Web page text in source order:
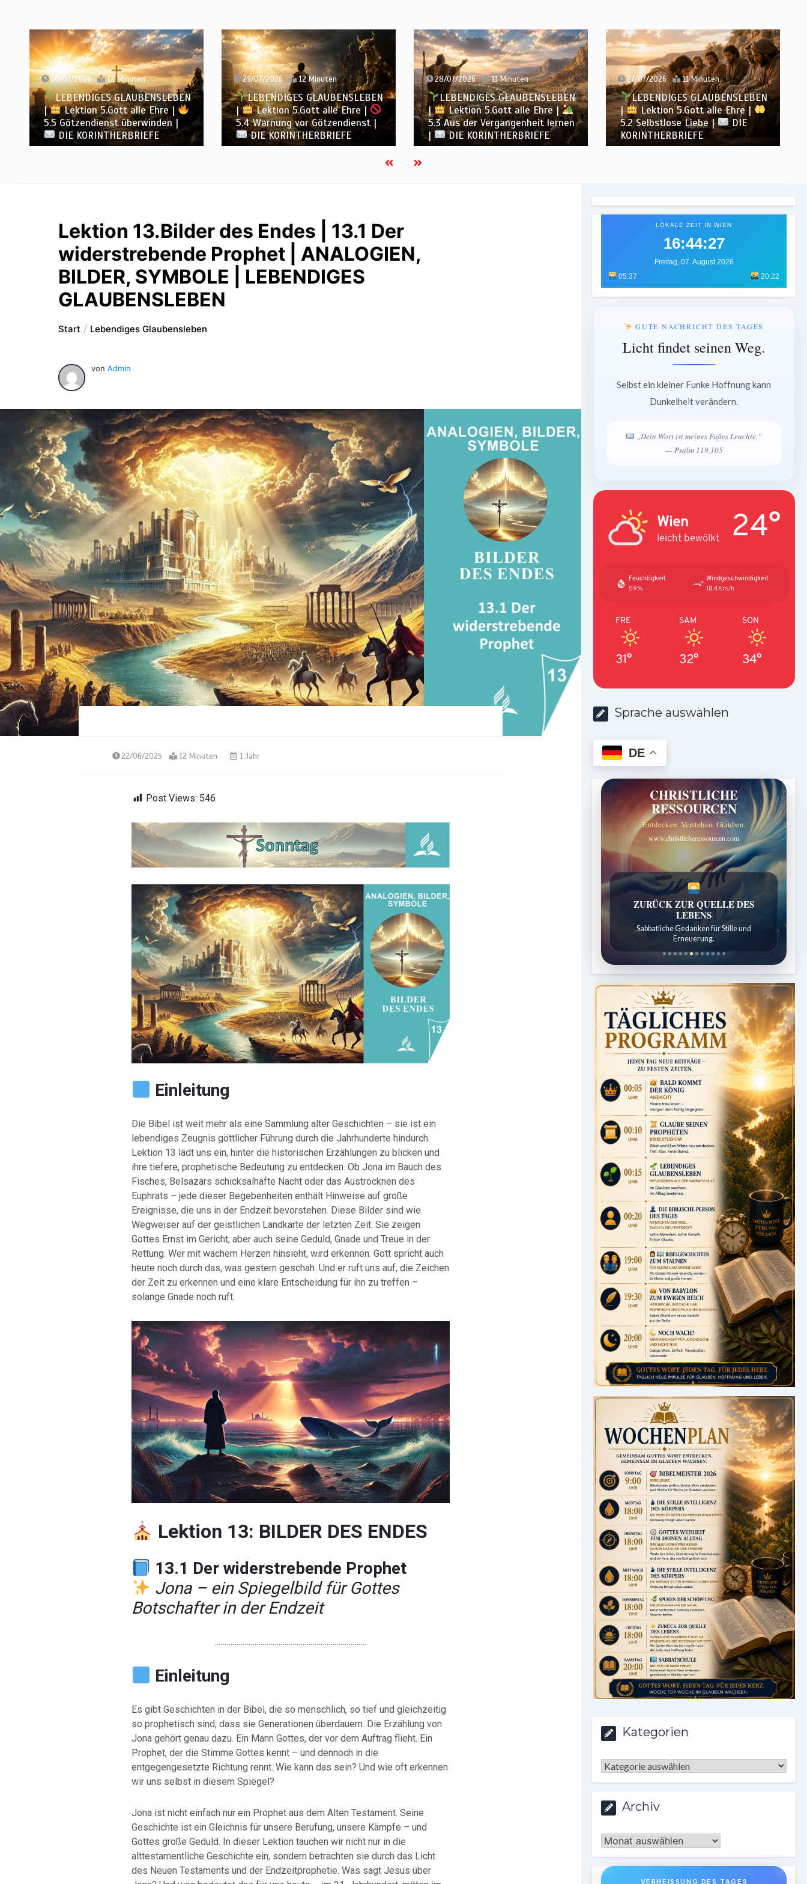
30/07/2026 12 Minuten
LEBENDIGES GLAUBENSLEBEN
Lektion 5.Gott alle Ehre |
5.5 Götzendienst überwinden |
DIE KORINTHERBRIEFE
29/07/2026 12 Minuten
LEBENDIGES GLAUBENSLEBEN
Lektion 5.Gott alle Ehre |
5.4 Warnung vor Götzendienst |
DIE KORINTHERBRIEFE
28/07/2026 11 Minuten
LEBENDIGES GLAUBENSLEBEN
Lektion 5.Gott alle Ehre |
5.3 Aus der Vergangenheit lernen
DIE KORINTHERBRIEFE
27/07/2026 11 Minuten
LEBENDIGES GLAUBENSLEBEN
Lektion 5.Gott alle Ehre |
5.2 Selbstlose Liebe |
DIE
KORINTHERBRIEFE
Lektion 13.Bilder des Endes | 13.1 Der
widerstrebende Prophet | ANALOGIEN,
BILDER, SYMBOLE | LEBENDIGES
GLAUBENSLEBEN
Start Lebendiges Glaubensleben
von Admin
22/06/2025 12 Minuten 1 Jahr
Post Views: 546
Einleitung
Die Bibel ist weit mehr als eine Sammlung alter Geschichten – sie ist ein
lebendiges Zeugnis göttlicher Führung durch die Jahrhunderte hindurch.
Lektion 13 lädt uns ein, hinter die historischen Erzählungen zu blicken und
ihre tiefere, prophetische Bedeutung zu entdecken. Ob Jona im Bauch des
Fisches, Belsazars schicksalhafte Nacht oder das Austrocknen des
Euphrats – jede dieser Begebenheiten enthält Hinweise auf große
Ereignisse, die uns in der Endzeit bevorstehen. Diese Bilder sind wie
Wegweiser auf der geistlichen Landkarte der letzten Zeit: Sie zeigen
Gottes Ernst im Gericht, aber auch seine Geduld, Gnade und Treue in der
Rettung. Wer mit wachem Herzen hinsieht, wird erkennen: Gott spricht auch
heute noch durch das, was gestern geschah. Und er ruft uns auf, die Zeichen
der Zeit zu erkennen und eine klare Entscheidung für ihn zu treffen –
solange Gnade noch ruft.
Lektion 13: BILDER DES ENDES
13.1 Der widerstrebende Prophet
Jona – ein Spiegelbild für Gottes
Botschafter in der Endzeit
………………………………………………………………….
Einleitung
Es gibt Geschichten in der Bibel, die so menschlich, so tief und gleichzeitig
so prophetisch sind, dass sie Generationen überdauern. Die Erzählung von
Jona gehört genau dazu. Ein Mann Gottes, der vor dem Auftrag flieht. Ein
Prophet, der die Stimme Gottes kennt – und dennoch in die
entgegengesetzte Richtung rennt. Wie kann das sein? Und wie oft erkennen
wir uns selbst in diesem Spiegel?
Jona ist nicht einfach nur ein Prophet aus dem Alten Testament. Seine
Geschichte ist ein Gleichnis für unsere Berufung, unsere Kämpfe – und
Gottes große Geduld. In dieser Lektion tauchen wir nicht nur in die
alttestamentliche Geschichte ein, sondern betrachten sie durch das Licht
des Neuen Testaments und der Endzeitprophetie. Was sagt Jesus über
LOKALE ZEIT IN WIEN
16:44:29
Freitag, 07. August 2026
05:37
20:22
GUTE NACHRICHT DES TAGES
Licht findet seinen Weg.
Selbst ein kleiner Funke Hoffnung kann
Dunkelheit verändern.
„Dein Wort ist meines Fußes Leuchte.“
— Psalm 119,105
Wien
leicht bewölkt 24°
Feuchtigkeit
59%
Windgeschwindigkeit
18.4Km/h
FRE
31°
SAM
32°
SON
34°
Sprache auswählen
DE
CHRISTLICHE
RESSOURCEN
Entdecken. Verstehen. Glauben.
www.christlicheressourcen.com
SPUREN DER SCHÖPFUNG
Entdeckungen aus der Natur.
Kategorien
Kategorien
Archiv
Archiv
VERHEISSUNG DES TAGES